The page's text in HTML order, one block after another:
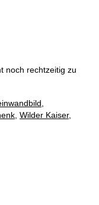
noch rechtzeitig zu
,
, Wilder Kaiser,